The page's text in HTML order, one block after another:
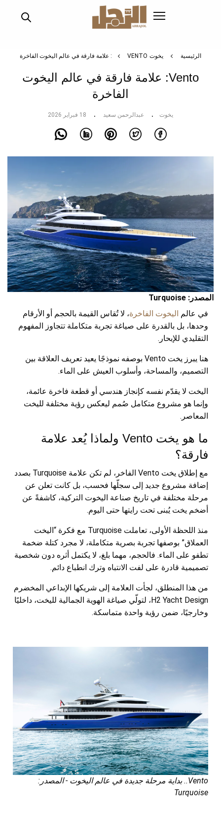
الرئيسية يخوت VENTO: علامة فارقة في عالم اليخوت الفاخرة
Vento: علامة فارقة في عالم اليخوت
الفاخرة
يخوت عبدالرحمن سعيد 18 فبراير 2026
المصدر: Turquoise
في عالم اليخوت الفاخرة، لا تُقاس القيمة بالحجم أو الأرقام
وحدها، بل بالقدرة على صياغة تجربة متكاملة تتجاوز المفهوم
التقليدي للإبحار.
هنا يبرز يخت Vento بوصفه نموذجًا يعيد تعريف العلاقة بين
التصميم، والمساحة، وأسلوب العيش على الماء.
اليخت لا يقدّم نفسه كإنجاز هندسي أو قطعة فاخرة عائمة،
وإنما هو مشروع متكامل صُمم ليعكس رؤية مختلفة لليخت
المعاصر.
ما هو يخت Vento ولماذا يُعد علامة
فارقة؟
مع إطلاق يخت Vento الفاخر، لم تكن علامة Turquoise بصدد
إضافة مشروع جديد إلى سجلّها فحسب، بل كانت تعلن عن
مرحلة مختلفة في تاريخ صناعة اليخوت التركية، كاشفةً عن
أضخم يخت يُبنى تحت رايتها حتى اليوم.
منذ اللحظة الأولى، تعاملت Turquoise مع فكرة “اليخت
العملاق” بوصفها تجربة بصرية متكاملة، لا مجرد كتلة ضخمة
تطفو على الماء. فالحجم، مهما بلغ، لا يكتمل أثره دون شخصية
تصميمية قادرة على لفت الانتباه وترك انطباع دائم.
من هذا المنطلق، لجأت العلامة إلى شريكها الإبداعي المخضرم
H2 Yacht Design، لتولّي صياغة الهوية الجمالية لليخت، داخليًا
وخارجيًا، ضمن رؤية واحدة متماسكة.
Vento.. بداية مرحلة جديدة في عالم اليخوت - المصدر:
Turquoise